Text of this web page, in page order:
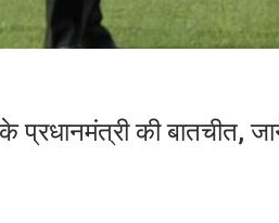
के प्रधानमंत्री की बातचीत,